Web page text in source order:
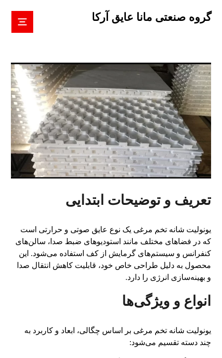
گروه صنعتی مانا عایق آرکا
تعریف و توضیحات ابتدایی
یونولیت شانه تخم مرغی یک نوع عایق صوتی و حرارتی است
که در فضاهای مختلف مانند استودیوهای ضبط صدا، سالن‌های
کنفرانس و سیستم‌های گرمایش از کف استفاده می‌شود. این
محصول به دلیل طراحی خاص خود، قابلیت کاهش انتقال صدا
و بهینه‌سازی انرژی را دارد.
انواع و ویژگی‌ها
یونولیت شانه تخم مرغی بر اساس چگالی، ابعاد و کاربرد به
چند دسته تقسیم می‌شود: